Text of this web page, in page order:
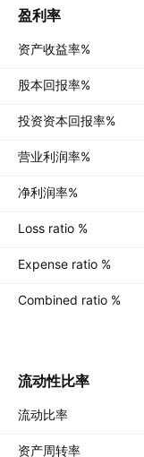
盈利率
资产收益率%
股本回报率%
投资资本回报率%
营业利润率%
净利润率%
Loss ratio %
Expense ratio %
Combined ratio %
流动性比率
流动比率
资产周转率